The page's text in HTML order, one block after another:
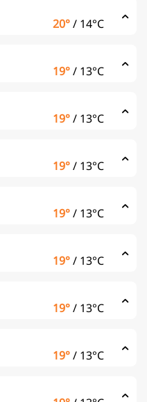
20°/ 14°C
19°/ 13°C
19°/ 13°C
19°/ 13°C
19°/ 13°C
19°/ 13°C
19°/ 13°C
19°/ 13°C